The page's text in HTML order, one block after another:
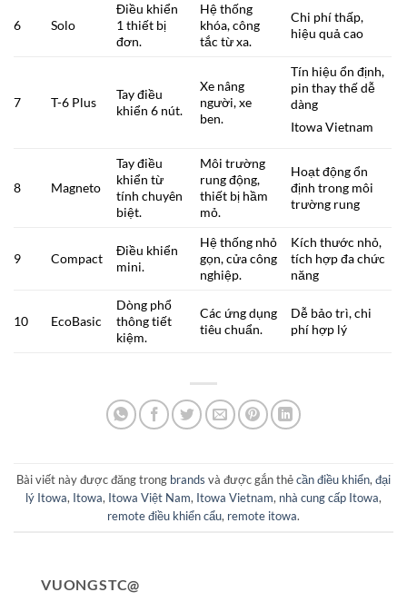
6 Solo
Điều khiển
1 thiết bị
đơn.
Hệ thống
khóa, công
tắc từ xa.
Chi phí thấp,
hiệu quả cao
7 T-6 Plus
Tay điều
khiển 6 nút.
Xe nâng
người, xe
ben.
Tín hiệu ổn định,
pin thay thế dễ
dàng
Itowa Vietnam
8 Magneto
Tay điều
khiển từ
tính chuyên
biệt.
Môi trường
rung động,
thiết bị hầm
mỏ.
Hoạt động ổn
định trong môi
trường rung
9 Compact
Điều khiển
mini.
Hệ thống nhỏ
gọn, cửa công
nghiệp.
Kích thước nhỏ,
tích hợp đa chức
năng
10 EcoBasic
Dòng phổ
thông tiết
kiệm.
Các ứng dụng
tiêu chuẩn.
Dễ bảo trì, chi
phí hợp lý
Bài viết này được đăng trong brands và được gắn thẻcần điều khiển, đại
lý Itowa, Itowa, Itowa Việt Nam, Itowa Vietnam, nhà cung cấp Itowa,
remote điều khiển cẩu, remote itowa.
VUONGSTC@